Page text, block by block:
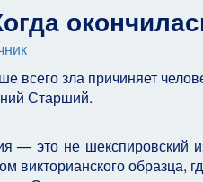
всего зла причиняет
Старший.
— это не шекспировский
викторианского образца,